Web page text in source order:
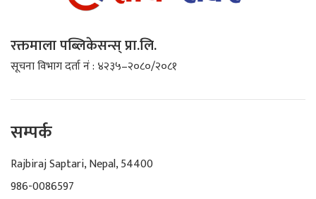
रक्तमाला पब्लिकेसन्स् प्रा.लि.
सूचना विभाग दर्ता नं : ४२३५–२०८०/२०८१
सम्पर्क
Rajbiraj Saptari, Nepal, 54400
986-0086597